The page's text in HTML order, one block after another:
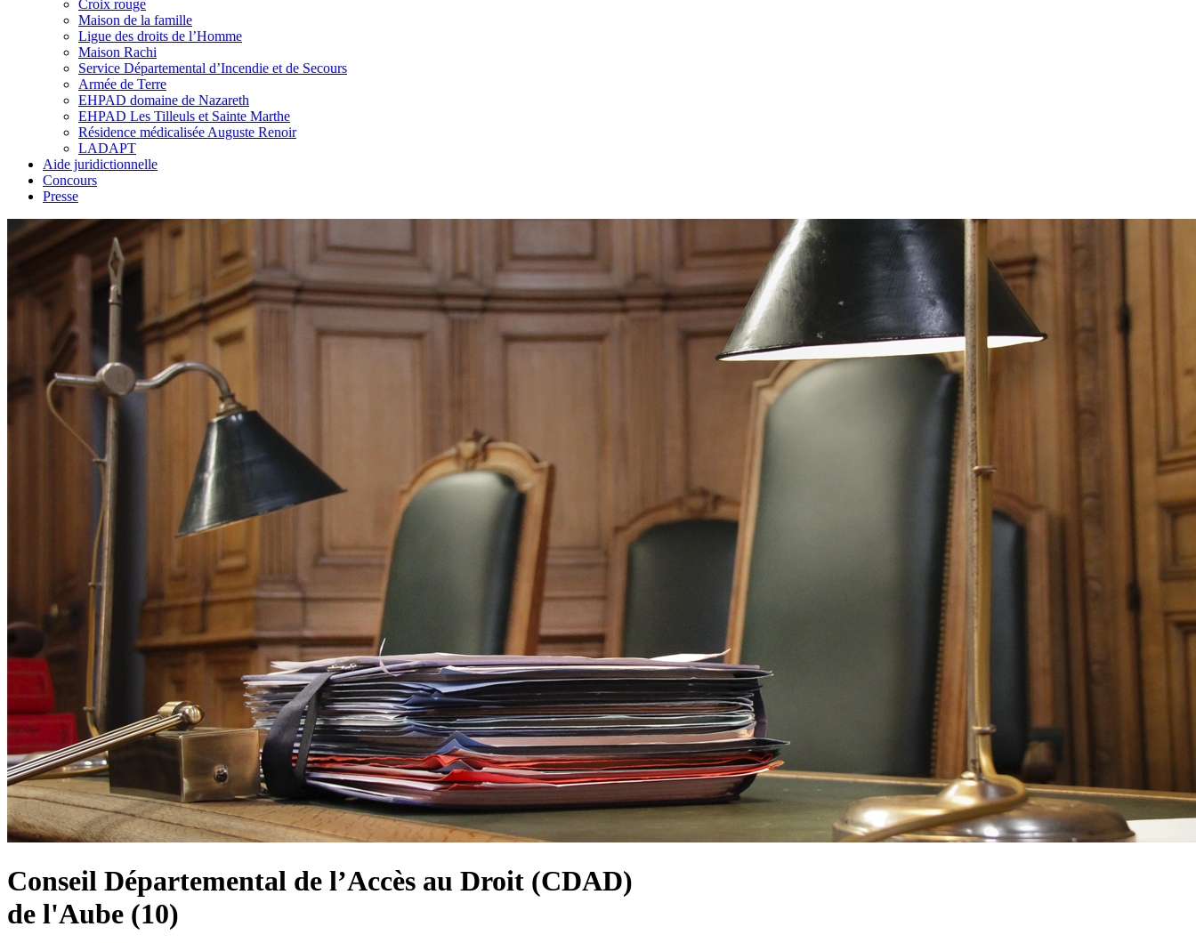
Croix rouge
Maison de la famille
Ligue des droits de l’Homme
Maison Rachi
Service Départemental d’Incendie et de Secours
Armée de Terre
EHPAD domaine de Nazareth
EHPAD Les Tilleuls et Sainte Marthe
Résidence médicalisée Auguste Renoir
LADAPT
Aide juridictionnelle
Concours
Presse
Conseil Départemental de l’Accès au Droit (CDAD)
de l'Aube (10)